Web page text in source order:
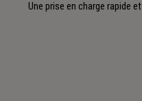
Une prise en charge rapide